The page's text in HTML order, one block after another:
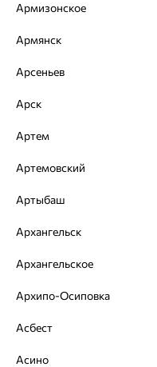
Каталог
Акции
Магазины
Покупателям
О нас
Магазины и доставка
еще 3
8 (800) 250-02-30
Армизонское
Армянск
Арсеньев
Арск
Артем
Артемовский
Артыбаш
Архангельск
Архангельское
Архипо-Осиповка
Асбест
Асино